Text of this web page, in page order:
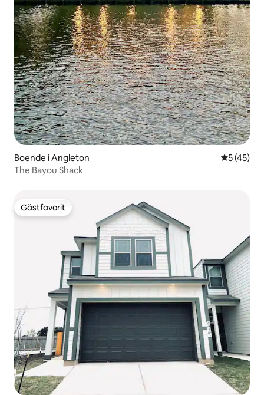
Boende i Angleton 5 av 5 i
5 (45)
The Bayou Shack
Gästfavorit
Gästfavorit